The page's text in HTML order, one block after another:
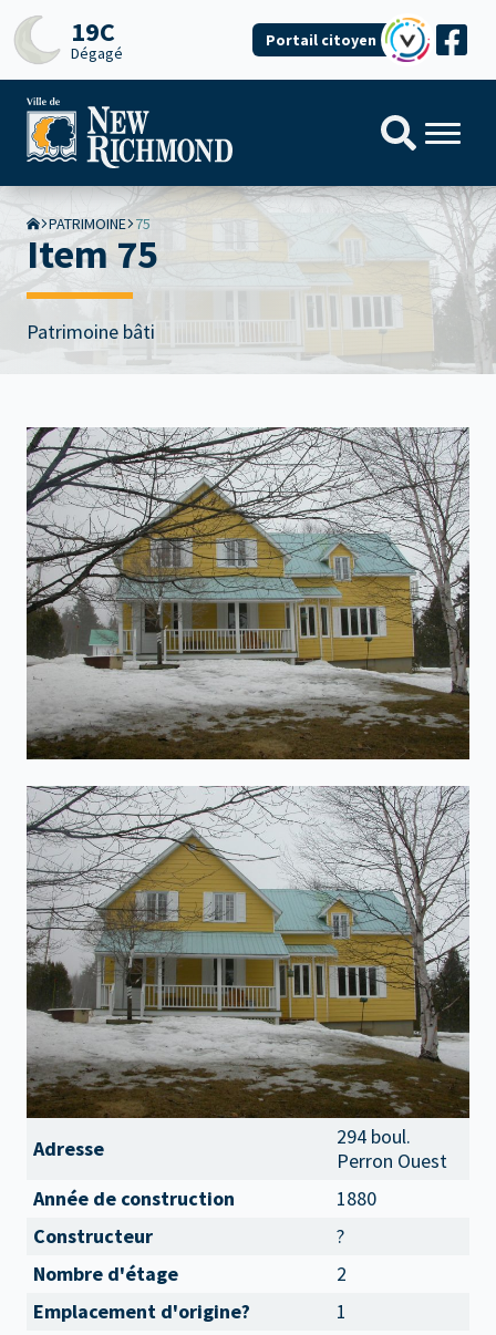
19C
Dégagé
Portail citoyen
PATRIMOINE 75
Item 75
Patrimoine bâti
Adresse
294 boul.
Perron Ouest
Année de construction
1880
Constructeur
?
Nombre d'étage
2
Emplacement d'origine?
1